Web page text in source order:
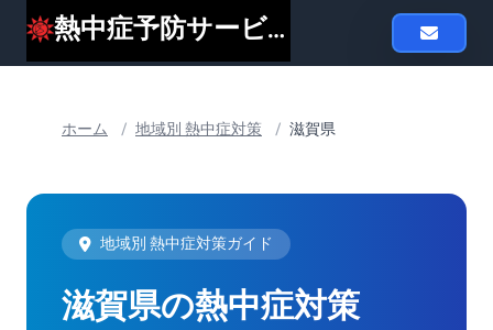
熱中症予防サービスheat119
ホーム / 地域別 熱中症対策 / 滋賀県
地域別 熱中症対策ガイド
滋賀県の熱中症対策